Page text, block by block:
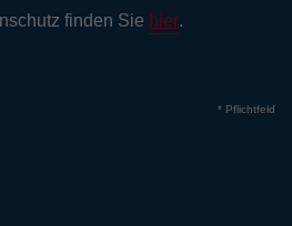
finden Sie hier.
* Pflichtfeld